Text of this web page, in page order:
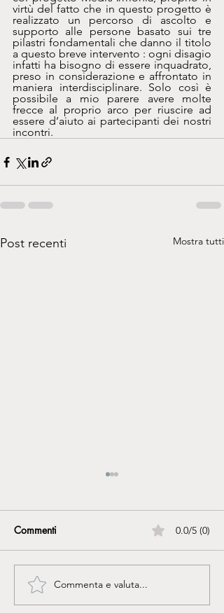
virtù del fatto che in questo progetto è
realizzato un percorso di ascolto e
supporto alle persone basato sui tre
pilastri fondamentali che danno il titolo
a questo breve intervento : ogni disagio
infatti ha bisogno di essere inquadrato,
preso in considerazione e affrontato in
maniera interdisciplinare. Solo così è
possibile a mio parere avere molte
frecce al proprio arco per riuscire ad
essere d’aiuto ai partecipanti dei nostri
incontri.
Post recenti Mostra tutti
In cammino verso la
felicità...
Commenti 0.0/5 (0)
Commenta e valuta...